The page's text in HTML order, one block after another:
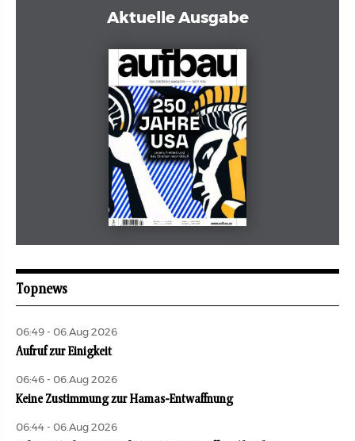
Aktuelle Ausgabe
aufbau
Topnews
06:49 - 06.Aug 2026
Aufruf zur Einigkeit
06:46 - 06.Aug 2026
Keine Zustimmung zur Hamas-Entwaffnung
06:44 - 06.Aug 2026